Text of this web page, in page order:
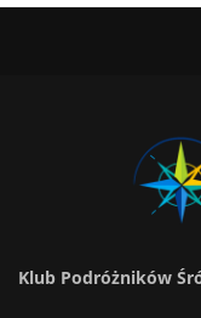
Klub Podróżników